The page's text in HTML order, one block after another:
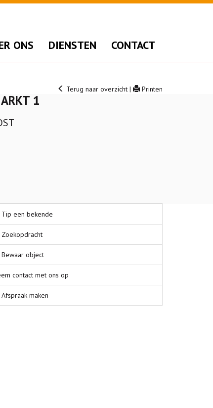
ONS DIENSTEN CONTACT
Terug naar overzicht | Printen
1
Tip een bekende
Zoekopdracht
Bewaar object
contact met ons op
Afspraak maken